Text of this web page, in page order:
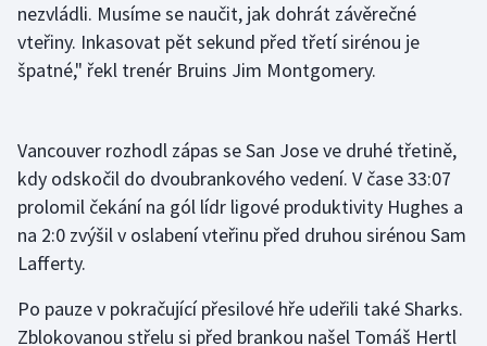
Volejbal
Ostatní
nezvládli. Musíme se naučit, jak dohrát závěrečné
vteřiny. Inkasovat pět sekund před třetí sirénou je
špatné," řekl trenér Bruins Jim Montgomery.
Vancouver rozhodl zápas se San Jose ve druhé třetině,
kdy odskočil do dvoubrankového vedení. V čase 33:07
prolomil čekání na gól lídr ligové produktivity Hughes a
na 2:0 zvýšil v oslabení vteřinu před druhou sirénou Sam
Lafferty.
Po pauze v pokračující přesilové hře udeřili také Sharks.
Zblokovanou střelu si před brankou našel Tomáš Hertl